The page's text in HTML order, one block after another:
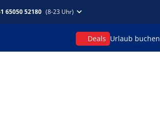
65050 52180 (8-23 Uhr)
Deals Urlaub buchen